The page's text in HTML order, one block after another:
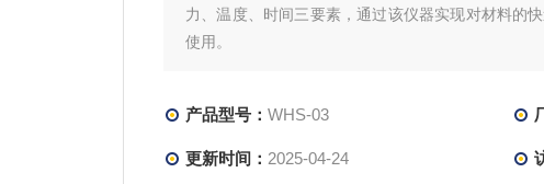
力、温度、时间三要素，通过该仪器实现对材料的
使用。
产品型号： WHS-03
更新时间： 2025-04-24